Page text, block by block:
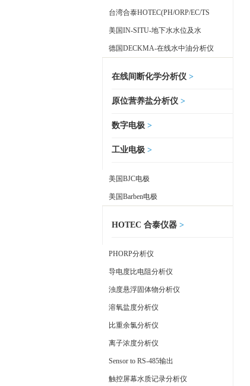
台湾合泰HOTEC(PH/ORP/EC/TS
美国IN-SITU-地下水水位及水
德国DECKMA-在线水中油分析仪
在线间断化学分析仪 >
原位营养盐分析仪 >
数字电极 >
工业电极 >
美国BJC电极
美国Barben电极
HOTEC 合泰仪器 >
PHORP分析仪
导电度比电阻分析仪
浊度悬浮固体物分析仪
溶氧盐度分析仪
比重余氯分析仪
离子浓度分析仪
Sensor to RS-485输出
触控屏幕水质记录分析仪